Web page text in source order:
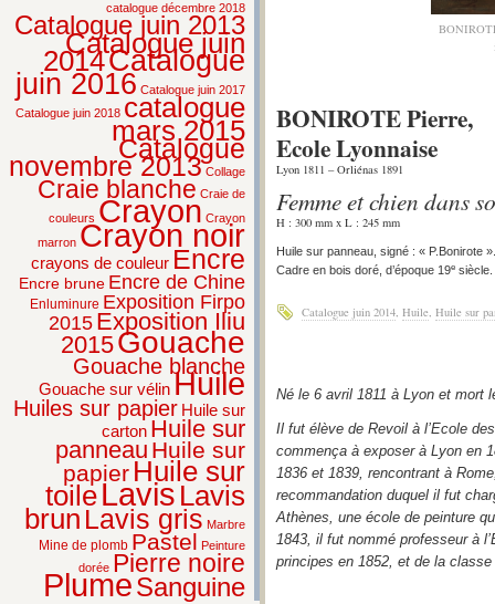
catalogue décembre 2018
Catalogue juin 2013
Catalogue juin
2014Catalogue
juin 2016 Catalogue juin 2017
Catalogue juin 2018 catalogue
mars 2015
Catalogue
novembre 2013 Collage
Craie blanche Craie de
couleurs Crayon Crayon
marron Crayon noir
crayons de couleur Encre
Encre brune Encre de Chine
Enluminure Exposition Firpo
2015 Exposition Iliu
2015Gouache
Gouache blanche
Gouache sur vélinHuile
Huiles sur papier Huile sur
carton Huile sur
panneau Huile sur
papier Huile sur
toileLavis Lavis
brun Lavis gris Marbre
Mine de plomb Pastel Peinture
dorée Pierre noire
PlumeSanguine
BONIROTE Pierre,
Ecole Lyonnaise
Lyon 1811 – Orliénas 1891
Femme et chien dans
H : 300 mm x L : 245 mm
Huile sur panneau, signé : « P.Bonirote ».
Cadre en bois doré, d’époque 19e siècle.
Catalogue juin 2014 Huile Huile sur
Né le 6 avril 1811 à Lyon et mort
Il fut élève de Revoil à l’Ecole
commença à exposer à Lyon en
1836 et 1839, rencontrant à
recommandation duquel il fut
Athènes, une école de peinture
1843, il fut nommé professeur à
principes en 1852, et de la